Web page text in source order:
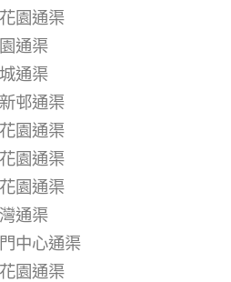
園通渠
通渠
通渠
邨通渠
園通渠
園通渠
園通渠
通渠
中心通渠
園通渠